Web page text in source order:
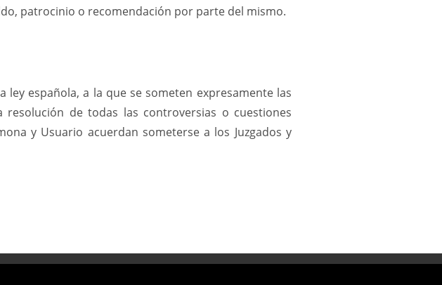
patrocinio o recomendación por parte del mismo.
española, a la que se someten expresamente las
de todas las controversias o cuestiones
y Usuario acuerdan someterse a los Juzgados y